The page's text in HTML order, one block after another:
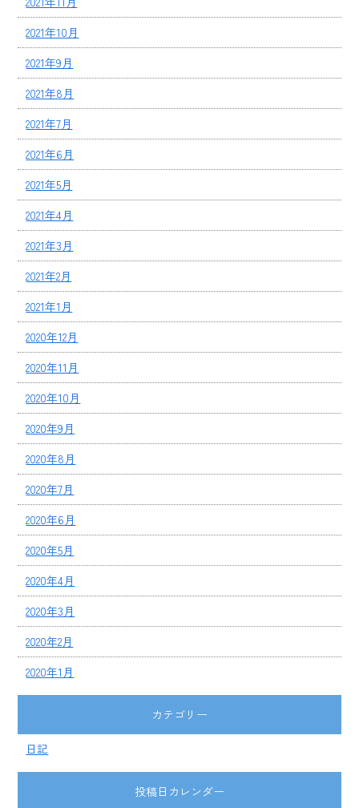
2021年10月
2021年9月
2021年8月
2021年7月
2021年6月
2021年5月
2021年4月
2021年3月
2021年2月
2021年1月
2020年12月
2020年11月
2020年10月
2020年9月
2020年8月
2020年7月
2020年6月
2020年5月
2020年4月
2020年3月
2020年2月
2020年1月
カテゴリー
日記
投稿日カレンダー